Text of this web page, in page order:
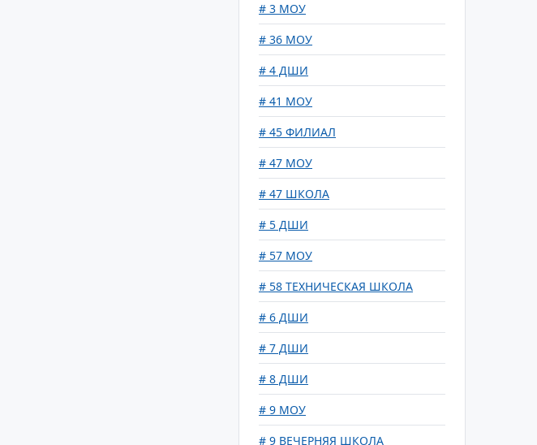
# 3 МОУ
# 36 МОУ
# 4 ДШИ
# 41 МОУ
# 45 ФИЛИАЛ
# 47 МОУ
# 47 ШКОЛА
# 5 ДШИ
# 57 МОУ
# 58 ТЕХНИЧЕСКАЯ ШКОЛА
# 6 ДШИ
# 7 ДШИ
# 8 ДШИ
# 9 МОУ
# 9 ВЕЧЕРНЯЯ ШКОЛА